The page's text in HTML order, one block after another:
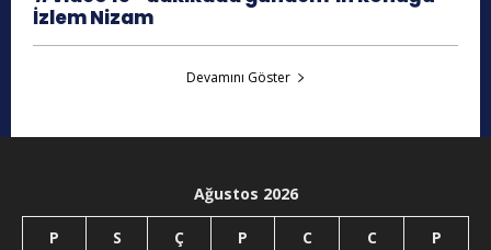
İzlem Nizam
Devamını Göster
Ağustos 2026
P S Ç P C C P